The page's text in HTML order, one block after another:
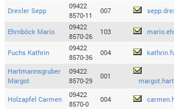
Drexler Sepp
09422
8570-11
007
Ehrnböck Mario
09422
8570-26
103
Fuchs Kathrin
09422
8570-36
004
Hartmannsgruber
Margot
09422
8570-29
001
Holzapfel Carmen
09422
8570-0
004